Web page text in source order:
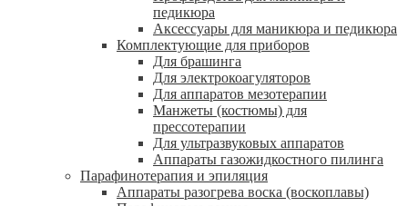
педикюра
Аксессуары для маникюра и педикюра
Комплектующие для приборов
Для брашинга
Для электрокоагуляторов
Для аппаратов мезотерапии
Манжеты (костюмы) для
прессотерапии
Для ультразвуковых аппаратов
Аппараты газожидкостного пилинга
Парафинотерапия и эпиляция
Аппараты разогрева воска (воскоплавы)